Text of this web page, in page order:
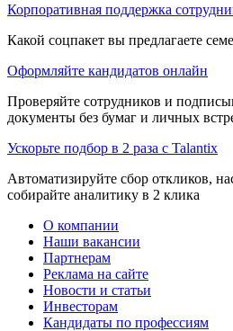
Корпоративная поддержка
Какой соцпакет вы предлагаете
Оформляйте кандидатов онлайн
Проверяйте сотрудников и
документы без бумаг и личных
Ускорьте подбор в 2 раза с Talantix
Автоматизируйте сбор откликов,
собирайте аналитику в 2 клика
О компании
Наши вакансии
Партнерам
Реклама на сайте
Новости и статьи
Инвесторам
Кандидаты по профессиям